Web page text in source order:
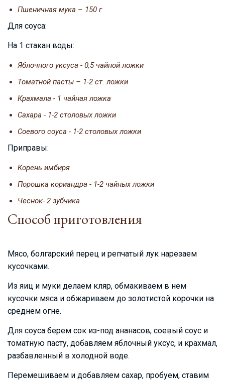
Пшеничная мука – 150 г
Для соуса:
На 1 стакан воды:
Яблочного уксуса - 0,5 чайной ложки
Томатной пасты – 1-2 ст. ложки
Крахмала - 1 чайная ложка
Сахара - 1-2 столовых ложки
Соевого соуса - 1-2 столовых ложки
Приправы:
Корень имбиря
Порошка кориандра - 1-2 чайных ложки
Чеснок- 2 зубчика
Способ приготовления
Мясо, болгарский перец и репчатый лук нарезаем
кусочками.
Из яиц и муки делаем кляр, обмакиваем в нем
кусочки мяса и обжариваем до золотистой корочки на
среднем огне.
Для соуса берем сок из-под ананасов, соевый соус и
томатную пасту, добавляем яблочный уксус, и крахмал,
разбавленный в холодной воде.
Перемешиваем и добавляем сахар, пробуем, ставим